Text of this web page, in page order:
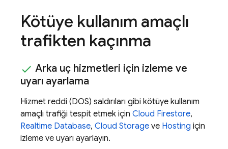
Kötüye kullanım amaçlı
trafikten kaçınma
Arka uç hizmetleri için izleme ve
uyarı ayarlama
Hizmet reddi (DOS) saldırıları gibi kötüye kullanım
amaçlı trafiği tespit etmek için Cloud Firestore,
Realtime Database, Cloud Storage ve Hosting için
izleme ve uyarı ayarlayın.